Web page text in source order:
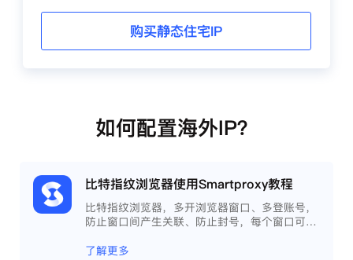
购买静态住宅IP
如何配置海外IP？
比特指纹浏览器使用Smartproxy教程
比特指纹浏览器，多开浏览器窗口、多登账号，
防止窗口间产生关联、防止封号，每个窗口可以
相互间完全环境独立、隔离，避免关联封号。
了解更多